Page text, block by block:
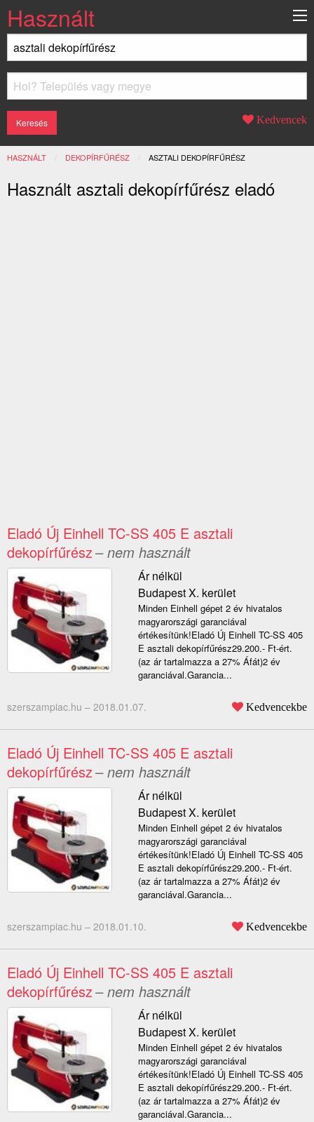
Használt
Kedvencek
HASZNÁLT DEKOPÍRFŰRÉSZ JELENLEGI:
ASZTALI DEKOPÍRFŰRÉSZ
Használt asztali dekopírfűrész eladó
Eladó Új Einhell TC-SS 405 E asztali
dekopírfűrész– nem használt
Ár nélkül
Budapest X. kerület
Minden Einhell gépet 2 év hivatalos
magyarországi garanciával
értékesítünk!Eladó Új Einhell TC-SS 405
E asztali dekopírfűrész29.200.- Ft-ért.
(az ár tartalmazza a 27% Áfát)2 év
garanciával.Garancia...
szerszampiac.hu – 2018.01.07. Kedvencekbe
Eladó Új Einhell TC-SS 405 E asztali
dekopírfűrész– nem használt
Ár nélkül
Budapest X. kerület
Minden Einhell gépet 2 év hivatalos
magyarországi garanciával
értékesítünk!Eladó Új Einhell TC-SS 405
E asztali dekopírfűrész29.200.- Ft-ért.
(az ár tartalmazza a 27% Áfát)2 év
garanciával.Garancia...
szerszampiac.hu – 2018.01.10. Kedvencekbe
Eladó Új Einhell TC-SS 405 E asztali
dekopírfűrész– nem használt
Ár nélkül
Budapest X. kerület
Minden Einhell gépet 2 év hivatalos
magyarországi garanciával
értékesítünk!Eladó Új Einhell TC-SS 405
E asztali dekopírfűrész29.200.- Ft-ért.
(az ár tartalmazza a 27% Áfát)2 év
garanciával.Garancia...